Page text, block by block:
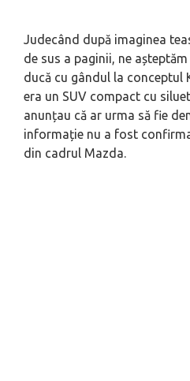
Judecând după imaginea
de sus a paginii, ne
ducă cu gândul la conceptul
era un SUV compact cu
anunțau că ar urma să fie
informație nu a fost
din cadrul Mazda.